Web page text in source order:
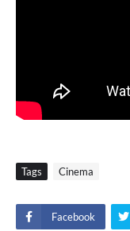
Tags Cinema
Facebook